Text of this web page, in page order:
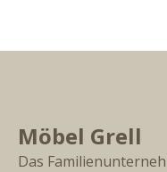
Möbel Grell
Das